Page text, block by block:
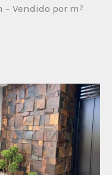
– Vendido por m²